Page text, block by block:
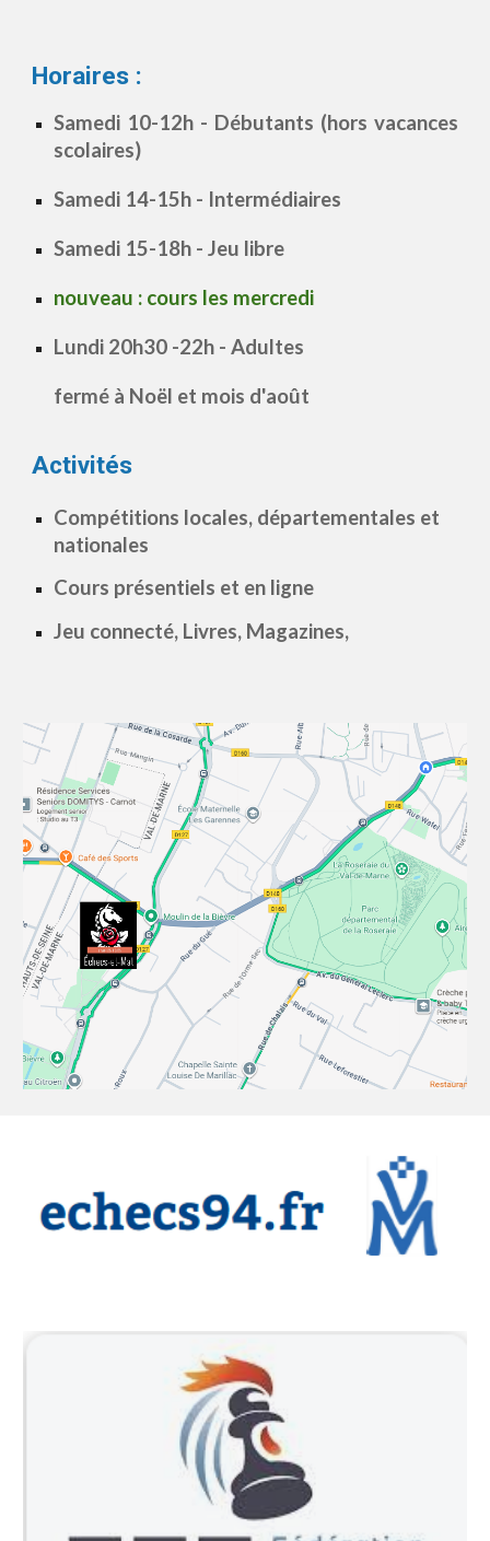
Horaires :
Samedi 10-12h - Débutants (hors vacances
scolaires)
Samedi 14-15h - Intermédiaires
Samedi 15-18h - Jeu libre
nouveau : cours les mercredi
Lundi 20h30 -22h - Adultes
fermé à Noël et mois d'août
Activités
Compétitions locales, départementales et
nationales
Cours présentiels et en ligne
Jeu connecté, Livres, Magazines,